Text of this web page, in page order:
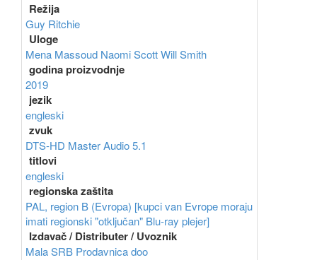
Režija
Guy Ritchie
Uloge
Mena Massoud Naomi ScottWill Smith
godina proizvodnje
2019
jezik
engleski
zvuk
DTS-HD Master Audio 5.1
titlovi
engleski
regionska zaštita
PAL, region B (Evropa) [kupci van Evrope moraju
imati regionski "otključan" Blu-ray plejer]
Izdavač / Distributer / Uvoznik
Mala SRB Prodavnica doo